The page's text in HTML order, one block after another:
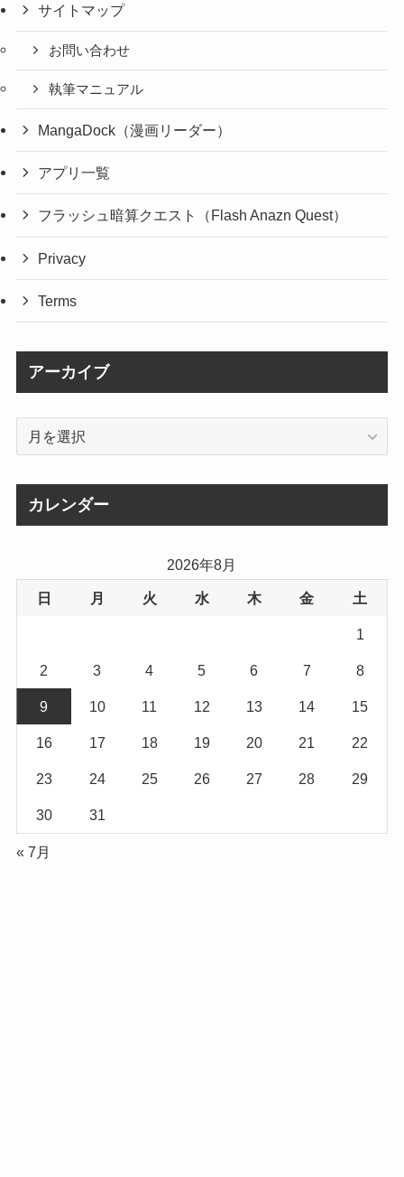
サイトマップ
お問い合わせ
執筆マニュアル
MangaDock（漫画リーダー）
アプリ一覧
フラッシュ暗算クエスト（Flash Anazn Quest）
Privacy
Terms
アーカイブ
カレンダー
2026年8月
日 月 火 水 木 金 土
1
2 3 4 5 6 7 8
9 10 11 12 13 14 15
16 17 18 19 20 21 22
23 24 25 26 27 28 29
30 31
« 7月